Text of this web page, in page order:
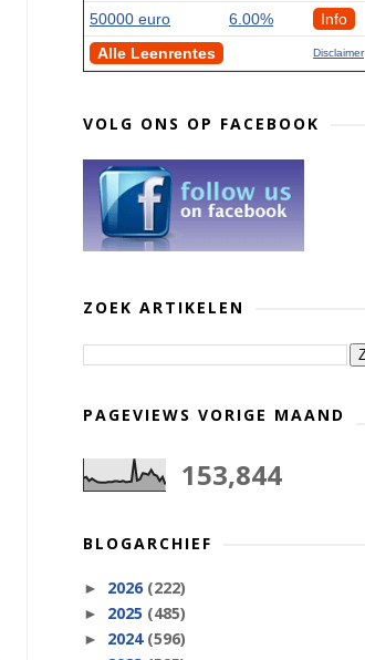
50000 euro
6.00%
Info
Alle Leenrentes
Disclaimer
VOLG ONS OP FACEBOOK
ZOEK ARTIKELEN
PAGEVIEWS VORIGE MAAND
153,844
BLOGARCHIEF
► 2026 (222)
► 2025 (485)
► 2024 (596)